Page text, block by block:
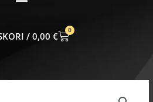
0,00 €
0
CART